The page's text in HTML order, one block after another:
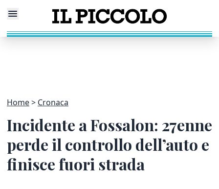
Home Cronaca
Incidente a Fossalon: 27enne
perde il controllo dell’auto e
finisce fuori strada